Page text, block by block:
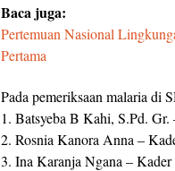
Baca juga:
Pertemuan Nasional
Pertama
Pada pemeriksaan malaria di
1. Batsyeba B Kahi, S.Pd.
2. Rosnia Kanora Anna –
3. Ina Karanja Ngana –